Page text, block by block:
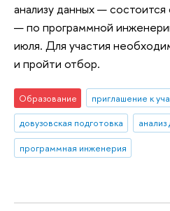
анализу данных —
— по программной
июля. Для участия
и пройти отбор.
Образование
приглашение к
довузовская подготовка
анализ
программная инженерия